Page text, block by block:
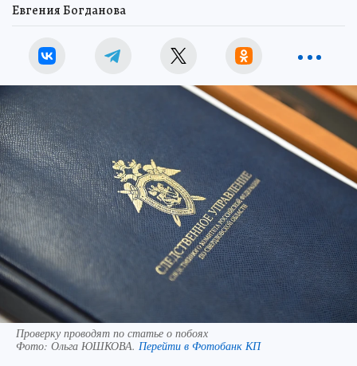
Евгения Богданова
Проверку проводят по статье о побоях
Фото: Ольга ЮШКОВА. Перейти в Фотобанк КП